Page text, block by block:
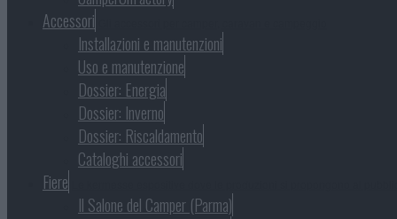
Accessori
Installazioni e manutenzioni
Uso e manutenzione
Dossier: Energia
Dossier: Inverno
Dossier: Riscaldamento
Cataloghi accessori
Fiere
Il Salone del Camper (Parma)